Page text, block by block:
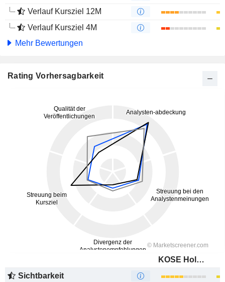
Verlauf Kursziel 12M
Verlauf Kursziel 4M
Mehr Bewertungen
Rating Vorhersagbarkeit
KOSE Holdings Corporation
Sichtbarkeit